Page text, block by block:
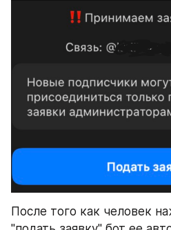
После того как человек